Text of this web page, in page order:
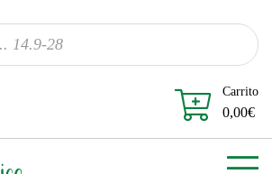
Carrito
0,00€